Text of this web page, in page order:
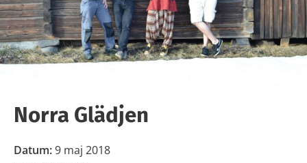
Norra Glädjen
Datum:9 maj 2018